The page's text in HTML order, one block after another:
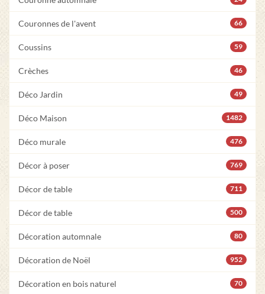
Couronnes de l'avent 66
Coussins 59
Crèches 46
Déco Jardin 49
Déco Maison 1482
Déco murale 476
Décor à poser 769
Décor de table 711
Décor de table 500
Décoration automnale 80
Décoration de Noël 952
Décoration en bois naturel 70